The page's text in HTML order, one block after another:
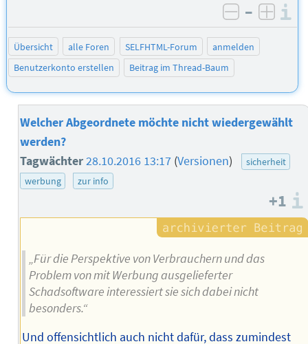
negativ
–
Übersicht alle Foren SELFHTML-Forum
anmelden
Benutzerkonto erstellen
Beitrag im Thread-Baum
Welcher Abgeordnete möchte nicht wiedergewählt
werden?
Tagwächter28.10.2016 13:17 (Versionen)
sicherheit
werbung
zur info
+1
„Für die Perspektive von Verbrauchern und das
Problem von mit Werbung ausgelieferter
Schadsoftware interessiert sie sich dabei nicht
besonders.“
Und offensichtlich auch nicht dafür, dass zumindest